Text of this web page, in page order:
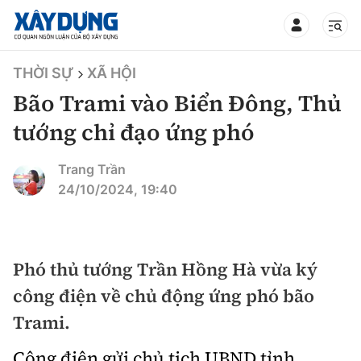
TIN BỘ XÂY DỰNG
CHUYÊN MỤC
Thời sự
Chính trị
Xã hội
Xây dựng
Giao thông
THỜI SỰ XÃ HỘI
Bão Trami vào Biển Đông, Thủ
tướng chỉ đạo ứng phó
Trang Trần
24/10/2024, 19:40
Phó thủ tướng Trần Hồng Hà vừa ký
công điện về chủ động ứng phó bão
Trami.